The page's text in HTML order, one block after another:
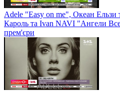
Adele "Easy on me", Океан
Кароль та Ivan NAVI "Ангели
прем'єри